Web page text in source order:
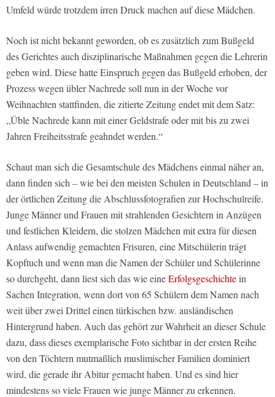
Umfeld würde trotzdem irren Druck machen auf diese Mädchen.
Noch ist nicht bekannt geworden, ob es zusätzlich zum Bußgeld
des Gerichtes auch disziplinarische Maßnahmen gegen die Lehrerin
geben wird. Diese hatte Einspruch gegen das Bußgeld erhoben, der
Prozess wegen übler Nachrede soll nun in der Woche vor
Weihnachten stattfinden, die zitierte Zeitung endet mit dem Satz:
„Üble Nachrede kann mit einer Geldstrafe oder mit bis zu zwei
Jahren Freiheitsstrafe geahndet werden.“
Schaut man sich die Gesamtschule des Mädchens einmal näher an,
dann finden sich – wie bei den meisten Schulen in Deutschland – in
der örtlichen Zeitung die Abschlussfotografien zur Hochschulreife.
Junge Männer und Frauen mit strahlenden Gesichtern in Anzügen
und festlichen Kleidern, die stolzen Mädchen mit extra für diesen
Anlass aufwendig gemachten Frisuren, eine Mitschülerin trägt
Kopftuch und wenn man die Namen der Schüler und Schülerinne
so durchgeht, dann liest sich das wie eineErfolgsgeschichtein
Sachen Integration, wenn dort von 65 Schülern dem Namen nach
weit über zwei Drittel einen türkischen bzw. ausländischen
Hintergrund haben. Auch das gehört zur Wahrheit an dieser Schule
dazu, dass dieses exemplarische Foto sichtbar in der ersten Reihe
von den Töchtern mutmaßlich muslimischer Familien dominiert
wird, die gerade ihr Abitur gemacht haben. Und es sind hier
mindestens so viele Frauen wie junge Männer zu erkennen.